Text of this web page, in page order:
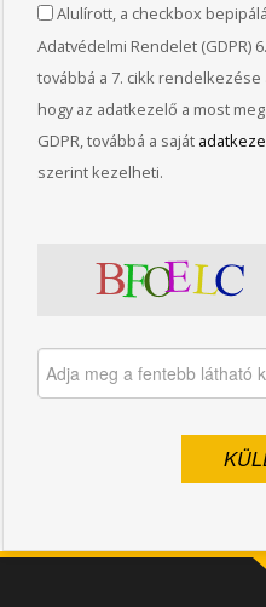
Alulírott, a checkbox
Adatvédelmi Rendelet (GDPR)
továbbá a 7. cikk
hogy az adatkezelő a most
GDPR, továbbá a saját
szerint kezelheti.